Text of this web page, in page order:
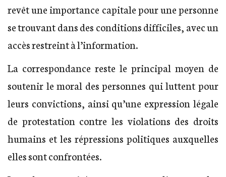
revêt une importance capitale pour une personne
se trouvant dans des conditions difficiles, avec un
accès restreint à l’information.
La correspondance reste le principal moyen de
soutenir le moral des personnes qui luttent pour
leurs convictions, ainsi qu’une expression légale
de protestation contre les violations des droits
humains et les répressions politiques auxquelles
elles sont confrontées.